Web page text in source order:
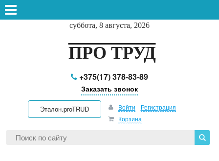
суббота, 8 августа, 2026
ПРО ТРУД
+375(17) 378-83-89
Заказать звонок
Эталон.proTRUD Войти
Регистрация
Корзина